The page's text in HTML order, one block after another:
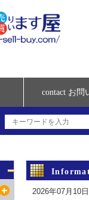
contact お問
2026年07月10日